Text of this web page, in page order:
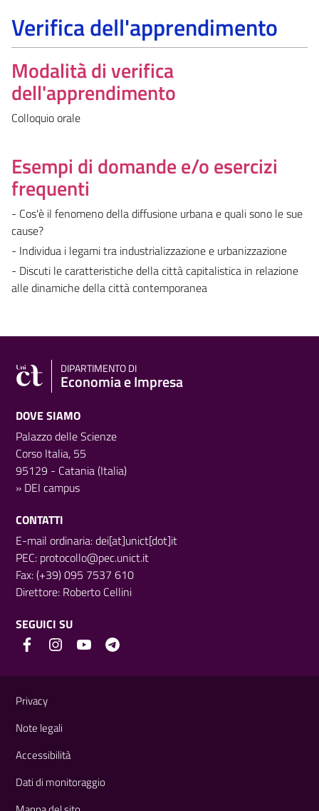
Verifica dell'apprendimento
Modalità di verifica
dell'apprendimento
Colloquio orale
Esempi di domande e/o esercizi
frequenti
- Cos'è il fenomeno della diffusione urbana e quali sono le sue
cause?
- Individua i legami tra industrializzazione e urbanizzazione
- Discuti le caratteristiche della città capitalistica in relazione
alle dinamiche della città contemporanea
DIPARTIMENTO DI
Economia e Impresa
DOVE SIAMO
Palazzo delle Scienze
Corso Italia, 55
95129 - Catania (Italia)
» DEI campus
CONTATTI
E-mail ordinaria: dei[at]unict[dot]it
PEC: protocollo@pec.unict.it
Fax: (+39) 095 7537 610
Direttore: Roberto Cellini
SEGUICI SU
Privacy
Note legali
Accessibilità
Dati di monitoraggio